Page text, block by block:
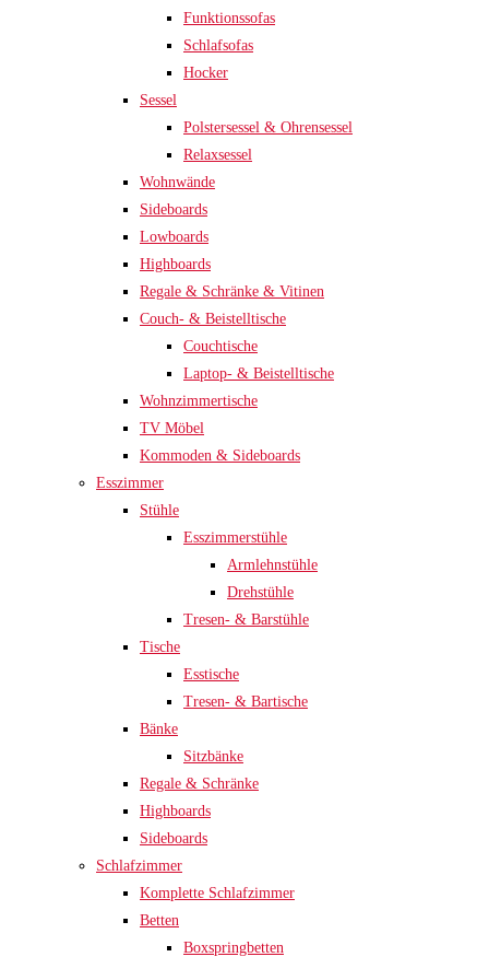
Funktionssofas
Schlafsofas
Hocker
Sessel
Polstersessel & Ohrensessel
Relaxsessel
Wohnwände
Sideboards
Lowboards
Highboards
Regale & Schränke & Vitinen
Couch- & Beistelltische
Couchtische
Laptop- & Beistelltische
Wohnzimmertische
TV Möbel
Kommoden & Sideboards
Esszimmer
Stühle
Esszimmerstühle
Armlehnstühle
Drehstühle
Tresen- & Barstühle
Tische
Esstische
Tresen- & Bartische
Bänke
Sitzbänke
Regale & Schränke
Highboards
Sideboards
Schlafzimmer
Komplette Schlafzimmer
Betten
Boxspringbetten